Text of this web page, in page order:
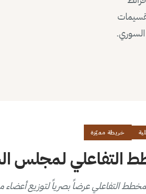
السوري.
خريطة مميّزة
التفاعلي لمجلس